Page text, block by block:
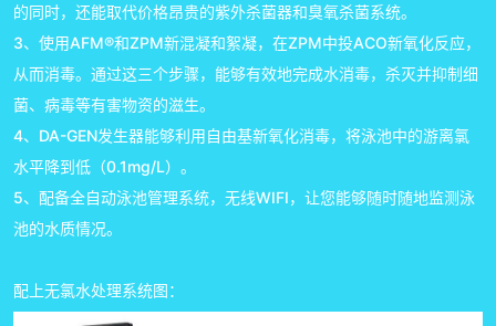
的同时，还能取代价格昂贵的紫外杀菌器和臭氧杀菌系统。
3、使用AFM®和ZPM新混凝和絮凝，在ZPM中投ACO新氧化反应，
从而消毒。通过这三个步骤，能够有效地完成水消毒，杀灭并抑制细
菌、病毒等有害物资的滋生。
4、DA-GEN发生器能够利用自由基新氧化消毒，将泳池中的游离氯
水平降到低（0.1mg/L）。
5、配备全自动泳池管理系统，无线WIFI，让您能够随时随地监测泳
池的水质情况。
配上无氯水处理系统图：